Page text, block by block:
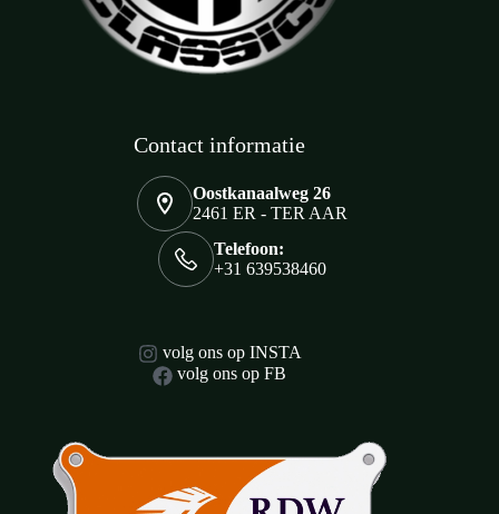
Contact informatie
Oostkanaalweg 26
2461 ER - TER AAR
Telefoon:
+31 639538460
volg ons op INSTA
volg ons op FB